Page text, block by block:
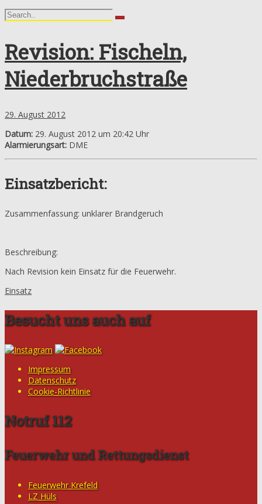
Revision: Fischeln,
Niederbruchstraße
29. August 2012
Datum: 29. August 2012 um 20:42 Uhr
Alarmierungsart: DME
Einsatzbericht:
Zusammenfassung: unklarer Brandgeruch
Beschreibung:
Nach Revision kein Einsatz für die Feuerwehr.
Einsatz
Besucht uns auch auf
Impressum
Datenschutz
Cookie-Richtlinie
Notruf 112
Feuerwehr und Rettungsdienst
Feuerwehr Krefeld
LZ Hüls